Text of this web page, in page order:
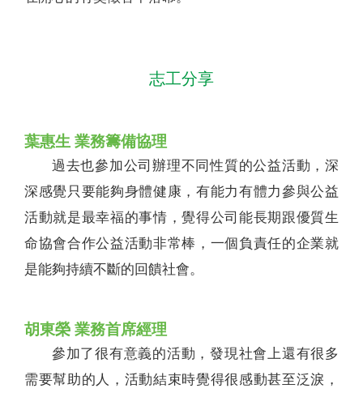
志工分享
葉惠生 業務籌備協理
過去也參加公司辦理不同性質的公益活動，深
深感覺只要能夠身體健康，有能力有體力參與公益
活動就是最幸福的事情，覺得公司能長期跟優質生
命協會合作公益活動非常棒，一個負責任的企業就
是能夠持續不斷的回饋社會。
胡東榮 業務首席經理
參加了很有意義的活動，發現社會上還有很多
需要幫助的人，活動結束時覺得很感動甚至泛淚，